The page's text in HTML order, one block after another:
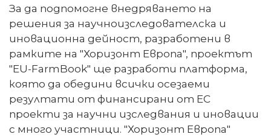
За да подпомогне внедряването на
решения за научноизследователска и
иновационна дейност, разработени в
рамките на "Хоризонт Европа", проектът
"EU-FarmBook" ще разработи платформа,
която да обедини всички осезаеми
резултати от финансирани от ЕС
проекти за научни изследвания и иновации
с много участници. "Хоризонт Европа"